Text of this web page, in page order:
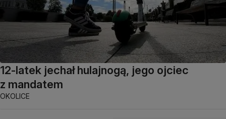
12-latek jechał hulajnogą, jego ojciec
z mandatem
OKOLICE